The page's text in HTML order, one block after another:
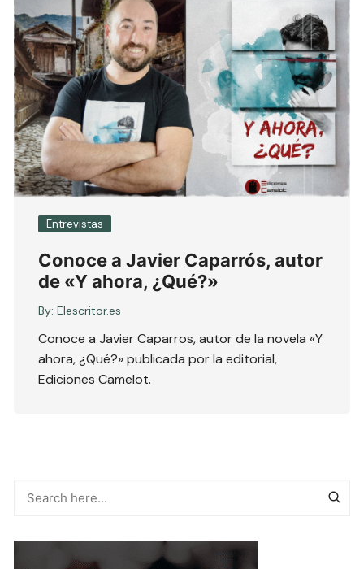
Entrevistas
Conoce a Javier Caparrós, autor
de «Y ahora, ¿Qué?»
By: Elescritor.es
Conoce a Javier Caparros, autor de la novela «Y
ahora, ¿Qué?» publicada por la editorial,
Ediciones Camelot.